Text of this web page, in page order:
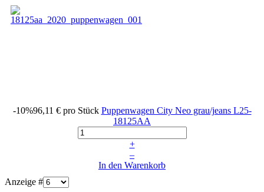
-10%96,11 € pro Stück Puppenwagen City Neo grau/jeans L25-
18125AA
+
–
In den Warenkorb
Anzeige #